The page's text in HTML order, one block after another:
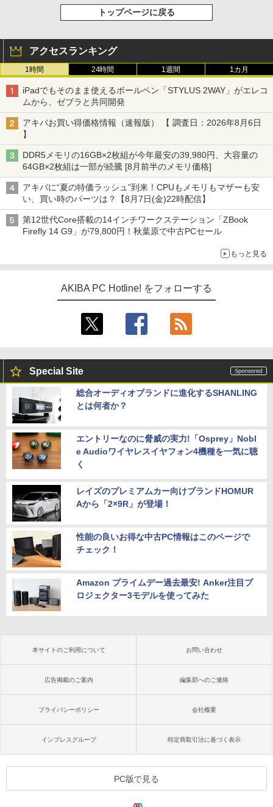
トップページに戻る
アクセスランキング
1時間 24時間 1週間 1カ月
iPadでもそのまま使えるボールペン「STYLUS 2WAY」がエレコ
ムから、ゼブラと共同開発
アキバお買い得価格情報（速報版） 【 調査日：2026年8月6日
】
DDR5メモリの16GB×2枚組が今年最安の39,980円、大容量の
64GB×2枚組は一部が続騰 [8月前半のメモリ価格]
アキバに“夏の特価ラッシュ”到来！CPUもメモリもマザーも安
い、買い時のパーツは？【8月7日(金)22時配信】
第12世代Core搭載の14インチワークステーション「ZBook
Firefly 14 G9」が79,800円！秋葉原で中古PCセール
もっと見る
AKIBA PC Hotline! をフォローする
Special Site
総合オーディオブランドに進化するSHANLING
とは何者か？
エントリーなのに脅威の実力!「Osprey」Nobl
e Audioワイヤレスイヤフォン4機種を一気に聴
く
レイズのプレミアムカー向けブランドHOMUR
Aから「2×9R」が登場！
性能の良いお得な中古PC情報はこのページで
チェック！
Amazon プライムデー過去最安! Anker注目プ
ロジェクター3モデルを使ってみた
本サイトのご利用について お問い合わせ
広告掲載のご案内 編集部へのご連絡
プライバシーポリシー 会社概要
インプレスグループ 特定商取引法に基づく表示
PC版で見る